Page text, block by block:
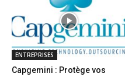
ENTREPRISES
Capgemini : Protège vos